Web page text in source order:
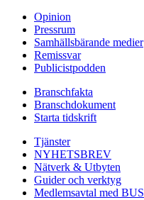
Opinion
Pressrum
Samhällsbärande medier
Remissvar
Publicistpodden
Branschfakta
Branschdokument
Starta tidskrift
Tjänster
NYHETSBREV
Nätverk & Utbyten
Guider och verktyg
Medlemsavtal med BUS